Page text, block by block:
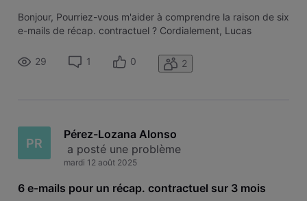
Bonjour, Pourriez-vous m'aider à comprendre la raison de six
e-mails de récap. contractuel ? Cordialement, Lucas
29 1 0 2
PR
Pérez-Lozana Alonso
a posté une problème
mardi 12 août 2025
6 e-mails pour un récap. contractuel sur 3 mois